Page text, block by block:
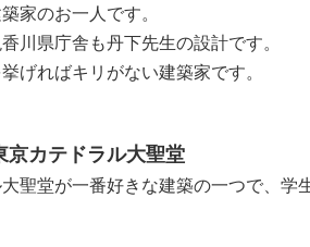
家のお一人です。
川県庁舎も丹下先生の設計です。
げればキリがない建築家です。
京カテドラル大聖堂
聖堂が一番好きな建築の一つで、学